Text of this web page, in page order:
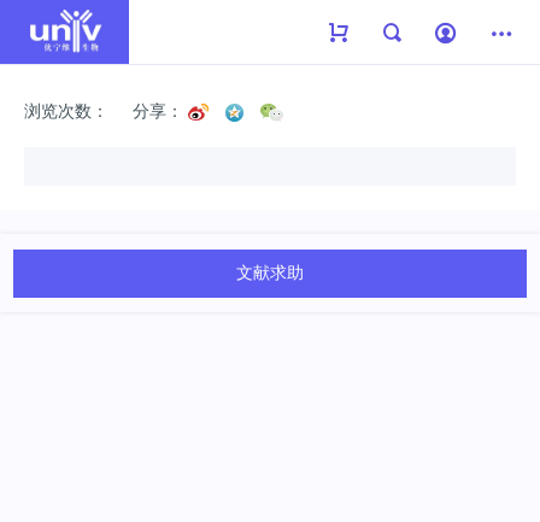
浏览次数： 分享：
文献求助